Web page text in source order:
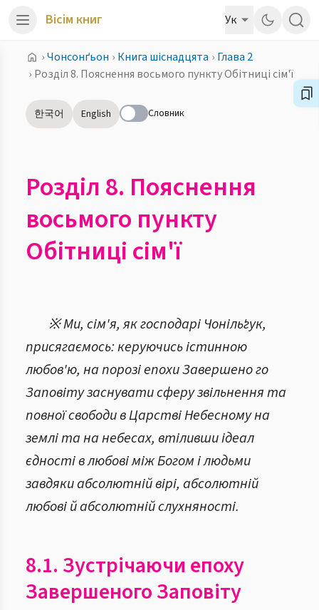
Вісім книг Ук
›Чонсонґьон › Книга шіснадцята › Глава 2
› Розділ 8. Пояснення восьмого пункту Обітниці сім'ї
한국어 English Словник
Розділ 8. Пояснення
восьмого пункту
Обітниці сім'ї
※ Ми, сім'я, як господарі Чонільґук,
присягаємось: керуючись істинною
любов'ю, на порозі епохи Завершено го
Заповіту заснувати сферу звільнення та
повної свободи в Царстві Небесному на
землі та на небесах, втіливши ідеал
єдності в любові між Богом і людьми
завдяки абсолютній вірі, абсолютній
любові й абсолютній слухняності.
8.1. Зустрічаючи епоху
Завершеного Заповіту